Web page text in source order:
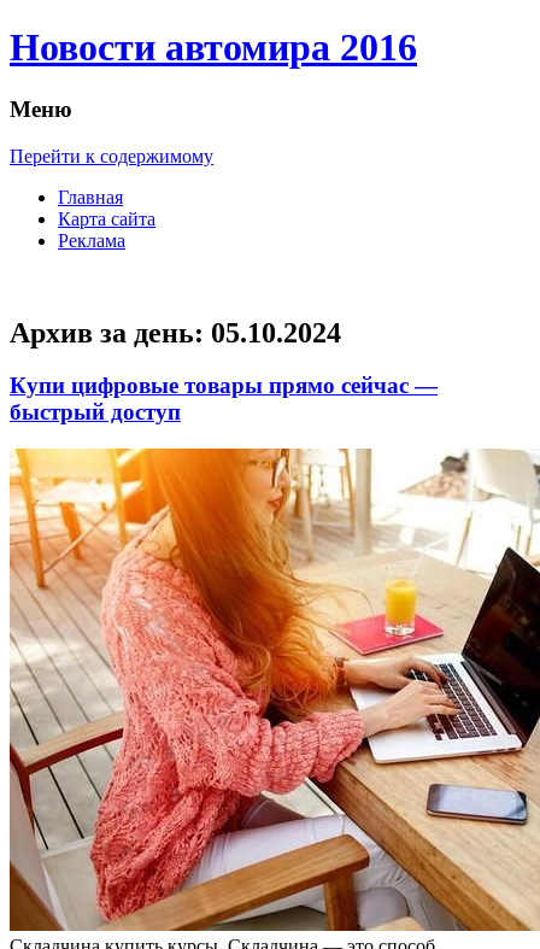
Новости автомира 2016
Меню
Перейти к содержимому
Главная
Карта сайта
Реклама
Архив за день: 05.10.2024
Купи цифровые товары прямо сейчас —
быстрый доступ